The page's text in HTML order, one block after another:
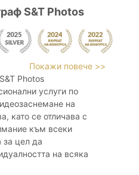
S&T Photos
Покажи повече >>
Photos
услуги по
на
като се отличава с
към всеки
за цел да
на всяка